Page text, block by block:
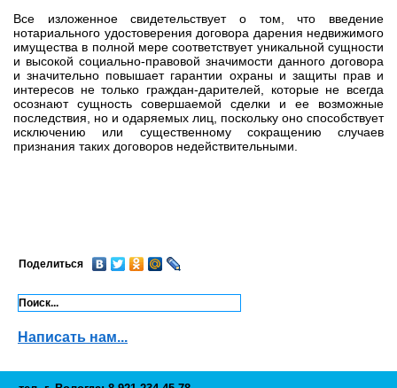
Все изложенное свидетельствует о том, что введение
нотариального удостоверения договора дарения недвижимого
имущества в полной мере соответствует уникальной сущности
и высокой социально-правовой значимости данного договора
и значительно повышает гарантии охраны и защиты прав и
интересов не только граждан-дарителей, которые не всегда
осознают сущность совершаемой сделки и ее возможные
последствия, но и одаряемых лиц, поскольку оно способствует
исключению или существенному сокращению случаев
признания таких договоров недействительными.
Поделиться
Написать нам...